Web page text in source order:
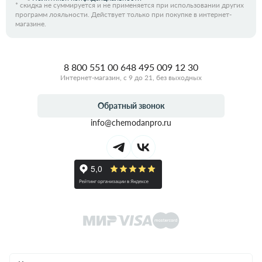
* скидка не суммируется и не применяется при использовании других
программ лояльности. Действует только при покупке в интернет-
магазине.
8 800 551 00 648 495 009 12 30
Интернет-магазин, с 9 до 21, без выходных
Обратный звонок
info@chemodanpro.ru